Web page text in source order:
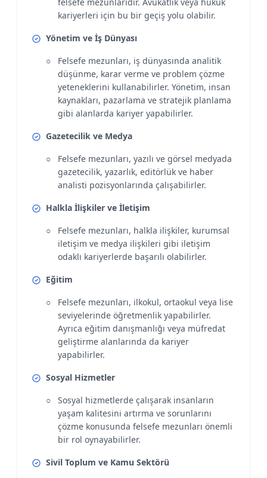
kariyerleri için bu bir geçiş yolu olabilir.
Yönetim ve İş Dünyası
Felsefe mezunları, iş dünyasında analitik
düşünme, karar verme ve problem çözme
yeteneklerini kullanabilirler. Yönetim, insan
kaynakları, pazarlama ve stratejik planlama
gibi alanlarda kariyer yapabilirler.
Gazetecilik ve Medya
Felsefe mezunları, yazılı ve görsel medyada
gazetecilik, yazarlık, editörlük ve haber
analisti pozisyonlarında çalışabilirler.
Halkla İlişkiler ve İletişim
Felsefe mezunları, halkla ilişkiler, kurumsal
iletişim ve medya ilişkileri gibi iletişim
odaklı kariyerlerde başarılı olabilirler.
Eğitim
Felsefe mezunları, ilkokul, ortaokul veya lise
seviyelerinde öğretmenlik yapabilirler.
Ayrıca eğitim danışmanlığı veya müfredat
geliştirme alanlarında da kariyer
yapabilirler.
Sosyal Hizmetler
Sosyal hizmetlerde çalışarak insanların
yaşam kalitesini artırma ve sorunlarını
çözme konusunda felsefe mezunları önemli
bir rol oynayabilirler.
Sivil Toplum ve Kamu Sektörü